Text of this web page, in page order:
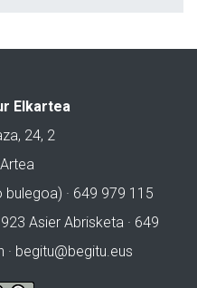
Elkartea
24, 2
· 649 979 115
Asier Abrisketa · 649
· begitu@begitu.eus